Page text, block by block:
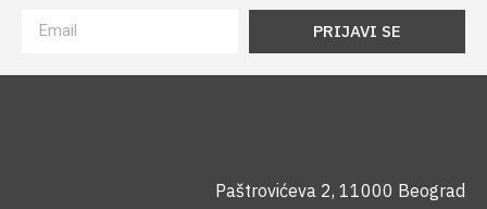
PRIJAVI SE
Paštrovićeva 2, 11000 Beograd